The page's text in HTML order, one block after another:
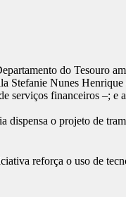
do Tesouro
Nunes
financeiros –; e
o projeto de
reforça o uso de